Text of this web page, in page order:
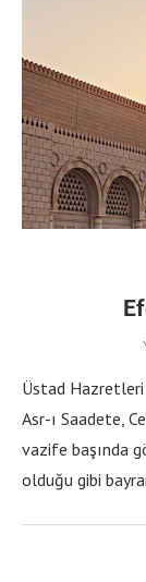
Üstad Hazretleri
Asr-ı Saadete,
vazife başında
olduğu gibi